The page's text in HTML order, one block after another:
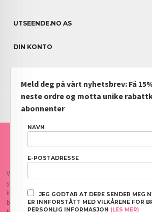
UTSEENDE.NO AS
DIN KONTO
NYHETSBREV
PARTNERE
FRAKT KJØPSBETINGELSER SIKKERHET
Vår nettbutikk bruker cookies slik at du får en bedre
yte deg bedre service. Vi bruker cookies hovedsaklig
innloggingsdetaljer og huske hva du har puttet i
bruke siden som normalt om du godtar dette.Les
Meld deg på vårt nyhetsbrev: Få
neste ordre og motta unike
abonnenter
NAVN
E-POSTADRESSE
JEG GODTAR AT DERE SENDER MEG
ER INNFORSTÅTT MED VILKÅRENE FOR
PERSONLIG INFORMASJON (LES MER)